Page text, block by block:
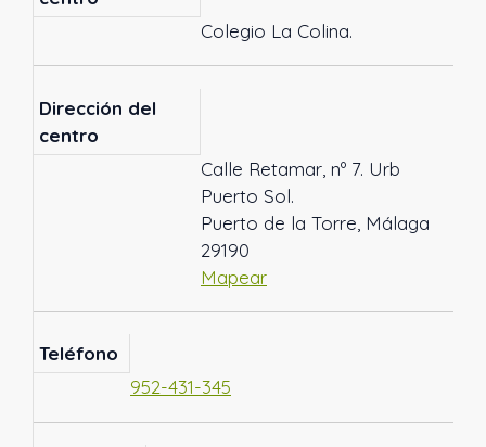
Colegio La Colina.
Dirección del
centro
Calle Retamar, nº 7. Urb
Puerto Sol.
Puerto de la Torre, Málaga
29190
Mapear
Teléfono
952-431-345